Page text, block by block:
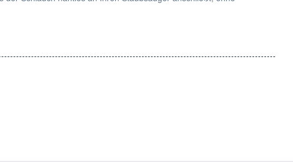
und Bildmaterialien sind eingetragene Markenzeichen der